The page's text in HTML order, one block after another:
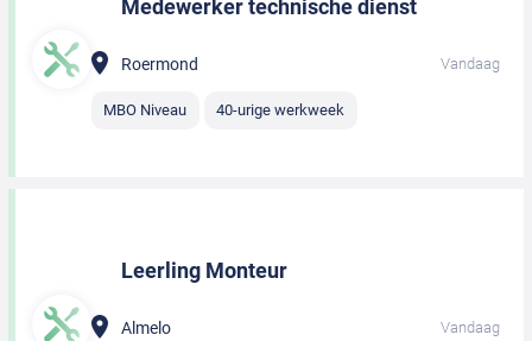
Medewerker technische dienst
Roermond Vandaag
MBO Niveau 40-urige werkweek
Leerling Monteur
Almelo Vandaag